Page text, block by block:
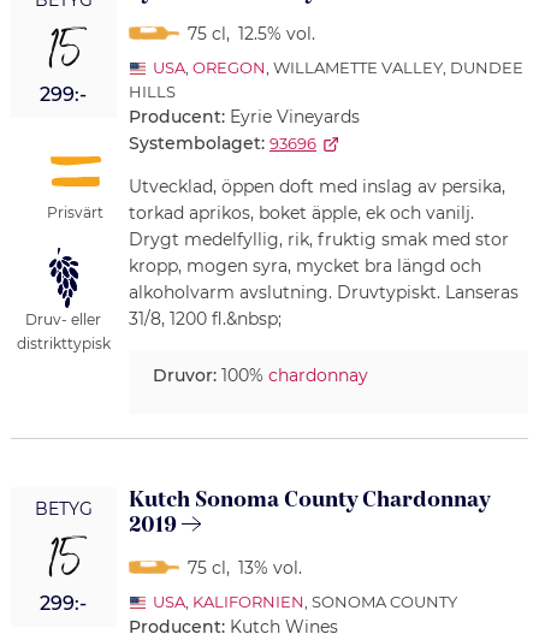
15
299:-
Prisvärt
Druv- eller
distrikttypisk
75 cl , 12.5% vol.
USA, OREGON, WILLAMETTE VALLEY, DUNDEE
HILLS
Producent: Eyrie Vineyards
Systembolaget: 93696
Utvecklad, öppen doft med inslag av persika,
torkad aprikos, boket äpple, ek och vanilj.
Drygt medelfyllig, rik, fruktig smak med stor
kropp, mogen syra, mycket bra längd och
alkoholvarm avslutning. Druvtypiskt. Lanseras
31/8, 1200 fl.&nbsp;
Druvor:100% chardonnay
BETYG
15
299:-
Kutch Sonoma County Chardonnay
2019
75 cl , 13% vol.
USA, KALIFORNIEN, SONOMA COUNTY
Producent: Kutch Wines